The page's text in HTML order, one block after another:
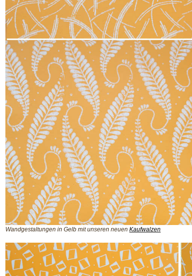
Wandgestaltungen in Gelb mit unseren neuen Kaufwalzen